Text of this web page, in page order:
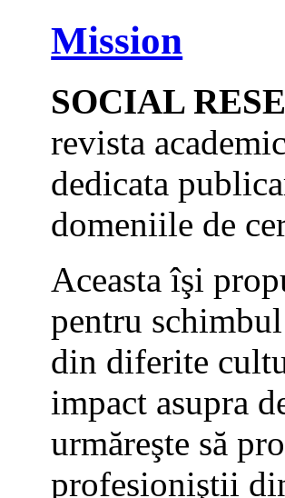
Mission
SOCIAL
revista
dedicata
domeniile de
Aceasta îşi
pentru
din diferite
impact asupra
urmăreşte să
profesioniştii